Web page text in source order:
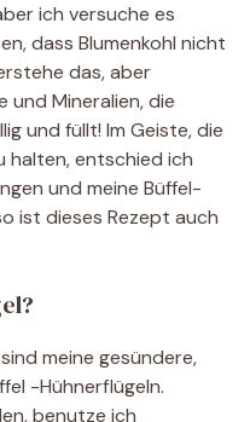
ich versuche es
dass Blumenkohl nicht
das, aber
und Mineralien, die
und füllt! Im Geiste, die
halten, entschied ich
und meine Büffel-
ist dieses Rezept auch
meine gesündere,
-Hühnerflügeln.
benutze ich